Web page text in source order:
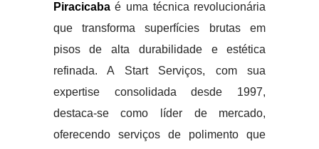
Piracicabaé uma técnica revolucionária
que transforma superfícies brutas em
pisos de alta durabilidade e estética
refinada. A Start Serviços, com sua
expertise consolidada desde 1997,
destaca-se como líder de mercado,
oferecendo serviços de polimento que